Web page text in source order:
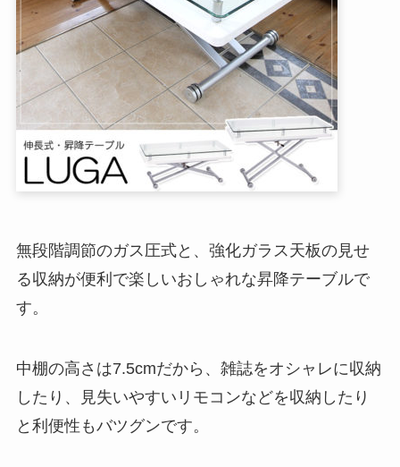
無段階調節のガス圧式と、強化ガラス天板の見せ
る収納が便利で楽しいおしゃれな昇降テーブルで
す。
中棚の高さは7.5cmだから、雑誌をオシャレに収納
したり、見失いやすいリモコンなどを収納したり
と利便性もバツグンです。